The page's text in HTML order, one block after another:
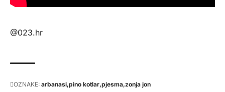
@023.hr
OZNAKE: arbanasi pino kotlar pjesma zonja jon